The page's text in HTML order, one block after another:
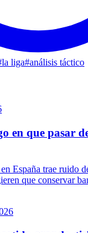
la liga#análisis táctico
en que pasar
España trae ruido
que conservar